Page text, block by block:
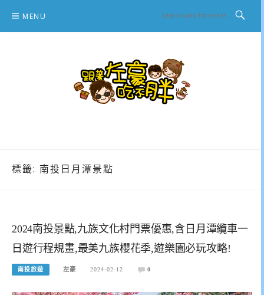
content
MENU
標籤: 南投日月潭景點
2024南投景點,九族文化村門票優惠,含日月潭纜車一
日遊行程規畫,最美九族櫻花季,遊樂園必玩攻略!
南投旅遊 左豪 2024-02-12 0